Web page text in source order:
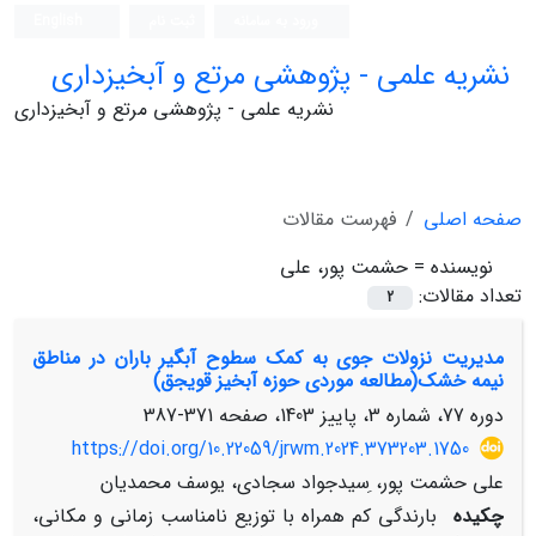
نشریه علمی - پژوهشی مرتع و آبخیزداری
نشریه علمی - پژوهشی مرتع و آبخیزداری
صفحه اصلی
فهرست مقالات
نویسنده = حشمت پور، علی
تعداد مقالات:
2
مدیریت نزولات جوی به کمک سطوح آبگیر باران در مناطق
نیمه خشک(مطالعه موردی حوزه آبخیز قویجق)
دوره 77، شماره 3، پاییز 1403، صفحه
371-387
https://doi.org/10.22059/jrwm.2024.373203.1750
علی حشمت پور، ِسیدجواد سجادی، یوسف محمدیان
چکیده بارندگی کم همراه با توزیع نامناسب زمانی و مکانی،